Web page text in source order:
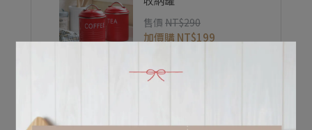
售價 NT$290
加價購 NT$199